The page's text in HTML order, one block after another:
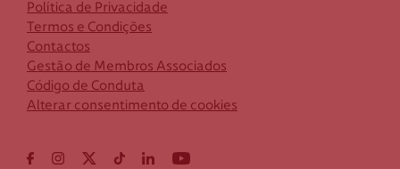
Política de Privacidade
Termos e Condições
Contactos
Gestão de Membros Associados
Código de Conduta
Alterar consentimento de cookies